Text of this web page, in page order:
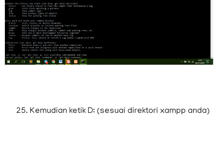
Kemudian ketik D: (sesuai direktori xampp anda)